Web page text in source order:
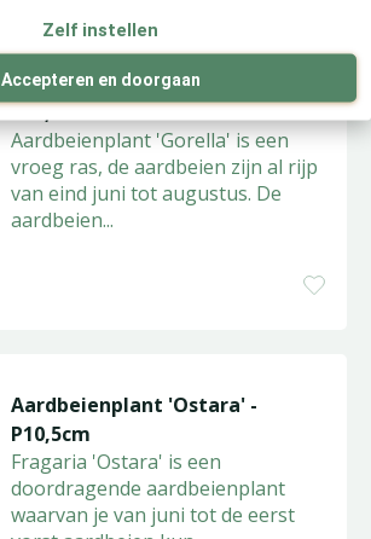
Zelf instellen
Accepteren en doorgaan
Aardbeienplant 'Gorella' -
P10,5cm
Aardbeienplant 'Gorella' is een
vroeg ras, de aardbeien zijn al rijp
van eind juni tot augustus. De
aardbeien...
Aardbeienplant 'Ostara' -
P10,5cm
Fragaria 'Ostara' is een
doordragende aardbeienplant
waarvan je van juni tot de eerst